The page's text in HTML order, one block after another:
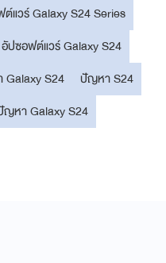
แวร์ Galaxy S24 Series
อัปซอฟต์แวร์ Galaxy S24
S24
ปัญหา S24
ญหา Galaxy S24